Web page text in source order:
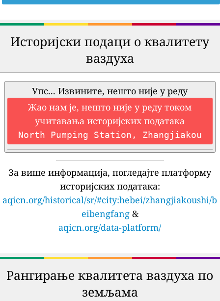
Историјски подаци о квалитету
ваздуха
Упс... Извините, нешто није у реду
Жао нам је, нешто није у реду током
учитавања историјских података
North Pumping Station, Zhangjiakou
За више информација, погледајте платформу
историјских података:
aqicn.org/historical/sr/#city:hebei/zhangjiakoushi/b
eibengfang &
aqicn.org/data-platform/
Рангирање квалитета ваздуха по
земљама